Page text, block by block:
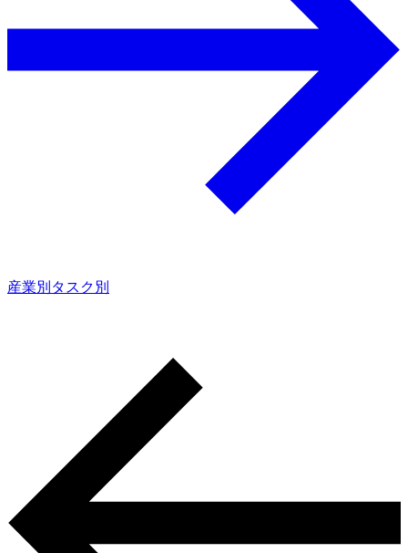
産業別 タスク別